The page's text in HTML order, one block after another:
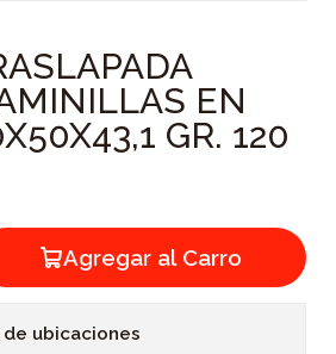
EN
GR. 120
Agregar al Carro
ubicaciones